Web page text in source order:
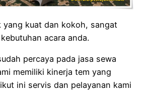
yang kuat dan kokoh, sangat
acara anda.
percaya pada jasa sewa
memiliki kinerja tem yang
ini servis dan pelayanan kami